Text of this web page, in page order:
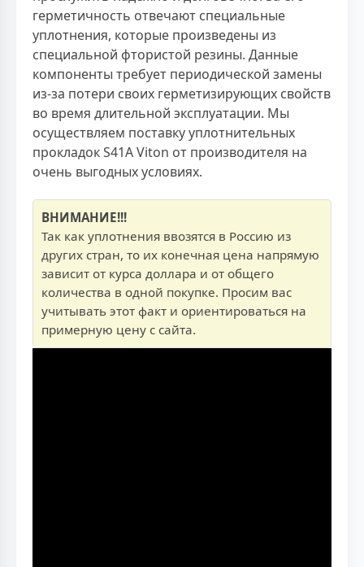
герметичность отвечают специальные
уплотнения, которые произведены из
специальной фтористой резины. Данные
компоненты требует периодической замены
из-за потери своих герметизирующих свойств
во время длительной эксплуатации. Мы
осуществляем поставку уплотнительных
прокладок S41A Viton от производителя на
очень выгодных условиях.
ВНИМАНИЕ!!!
Так как уплотнения ввозятся в Россию из
других стран, то их конечная цена напрямую
зависит от курса доллара и от общего
количества в одной покупке. Просим вас
учитывать этот факт и ориентироваться на
примерную цену с сайта.